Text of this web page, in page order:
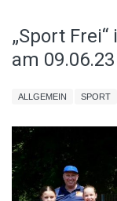
„Sport
am 09.06.23
ALLGEMEIN SPORT